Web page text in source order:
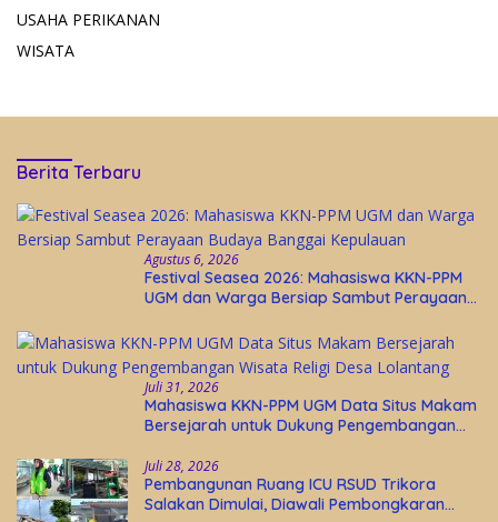
USAHA PERIKANAN
WISATA
Berita Terbaru
Agustus 6, 2026
Festival Seasea 2026: Mahasiswa KKN-PPM
UGM dan Warga Bersiap Sambut Perayaan
Juli 31, 2026
Mahasiswa KKN-PPM UGM Data Situs Makam
Bersejarah untuk Dukung Pengembangan
Juli 28, 2026
Pembangunan Ruang ICU RSUD Trikora
Salakan Dimulai, Diawali Pembongkaran